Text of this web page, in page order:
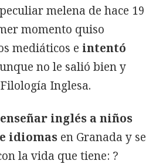
melena de hace 19
momento quiso
mediáticos e intentó
no le salió bien y
Inglesa.
enseñar inglés a niños
idiomas en Granada y se
la vida que tiene: ?